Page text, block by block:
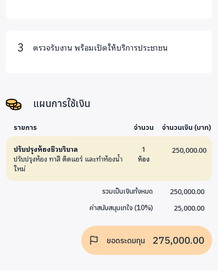
ตรวจรับงาน พร้อมเปิดให้บริการประชาชน
แผนการใช้เงิน
รายการ จำนวน จำนวนเงิน (บาท)
ปรับปรุงห้องชีวบริบาล
ปรับปรุงห้อง ทาสี ติดแอร์ และทำห้องน้ำ
ใหม่
1
ห้อง
250,000.00
รวมเป็นเงินทั้งหมด 250,000.00
ค่าสนับสนุนเทใจ (10%) 25,000.00
ยอดระดมทุน 275,000.00